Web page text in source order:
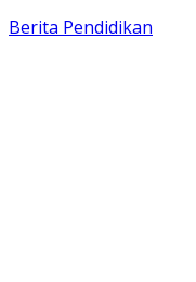
Berita Pendidikan